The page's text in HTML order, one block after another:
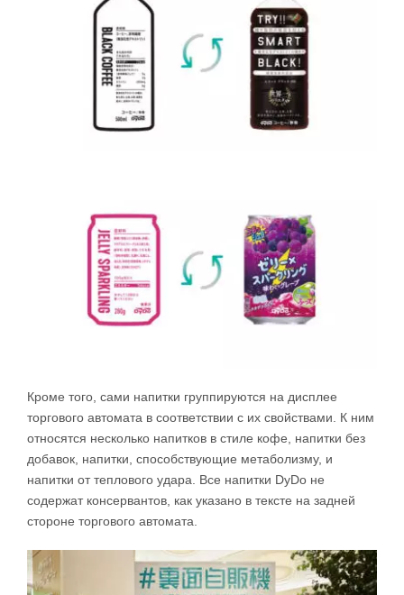
Кроме того, сами напитки группируются на дисплее
торгового автомата в соответствии с их свойствами. К ним
относятся несколько напитков в стиле кофе, напитки без
добавок, напитки, способствующие метаболизму, и
напитки от теплового удара. Все напитки DyDo не
содержат консервантов, как указано в тексте на задней
стороне торгового автомата.